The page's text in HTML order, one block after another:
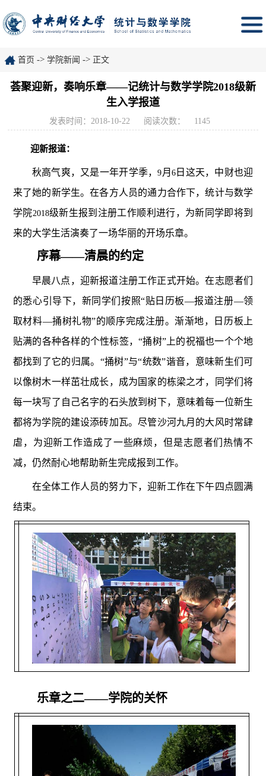
首页 -> 学院新闻 -> 正文
荟聚迎新，奏响乐章——记统计与数学学院2018级新
生入学报道
发表时间：2018-10-22 阅读次数： 1145
迎新报道：
秋高气爽，又是一年开学季，9月 6日这天，中财也迎
来了她的新学生。在各方人员的通力合作下，统计与数学
学院2018级新生报到注册工作顺利进行， 为新同学即将到
来的大学生活演奏了一场华丽的开场乐章。
序幕——清晨的约定
早晨八点，迎新报道注册工作正式开始。在志愿者们
的悉心引导下，新同学们按照“贴日历板—报道注册—领
取材料—捅树礼物”的顺序完成注册。渐渐地，日历板上
贴满的各种各样的个性标签，“捅树”上的祝福也一个个地
都找到了它的归属。“捅树”与“统数”谐音，意味新生们可
以像树木一样茁壮成长，成为国家的栋梁之才，同学们将
每一块写了自己名字的石头放到树下，意味着每一位新生
都将为学院的建设添砖加瓦。尽管沙河九月的大风时常肆
虐，为迎新工作造成了一些麻烦，但是志愿者们热情不
减，仍然耐心地帮助新生完成报到工作。
在全体工作人员的努力下，迎新工作在下午四点圆满
结束。
乐章之二——学院的关怀